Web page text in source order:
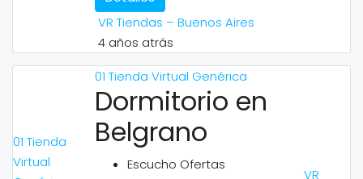
VR Tiendas – Buenos Aires
4 años atrás
01 Tienda
Virtual
01 Tienda Virtual Genérica
Dormitorio en
Belgrano
Escucho Ofertas
VR